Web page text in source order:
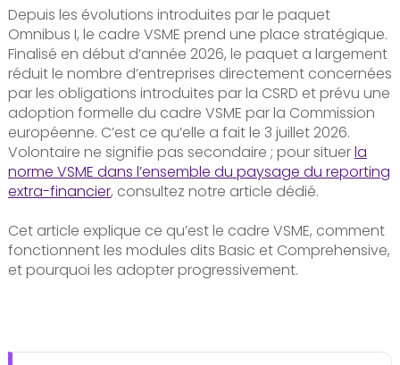
Depuis les évolutions introduites par le paquet
Omnibus I, le cadre VSME prend une place stratégique.
Finalisé en début d’année 2026, le paquet a largement
réduit le nombre d’entreprises directement concernées
par les obligations introduites par la CSRD et prévu une
adoption formelle du cadre VSME par la Commission
européenne. C’est ce qu’elle a fait le 3 juillet 2026.
Volontaire ne signifie pas secondaire ; pour situerla
norme VSME dans l’ensemble du paysage du reporting
extra-financier, consultez notre article dédié.
Cet article explique ce qu’est le cadre VSME, comment
fonctionnent les modules dits Basic et Comprehensive,
et pourquoi les adopter progressivement.